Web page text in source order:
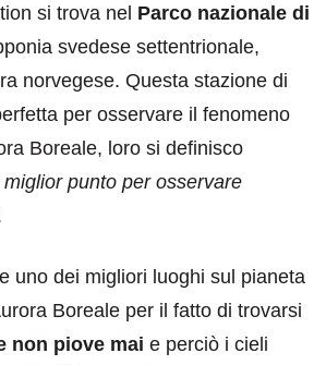
si trova nel Parco nazionale di
svedese settentrionale,
norvegese. Questa stazione di
per osservare il fenomeno
Boreale, loro si definisco
punto per osservare
uno dei migliori luoghi sul pianeta
Boreale per il fatto di trovarsi
non piove mai e perciò i cieli